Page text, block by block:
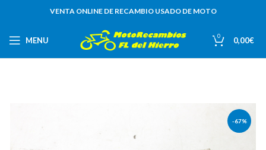
VENTA ONLINE DE RECAMBIO USADO DE MOTO
MENU 0 0,00€
-67%